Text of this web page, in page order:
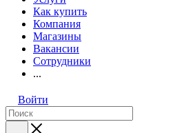
Как купить
Компания
Магазины
Вакансии
Сотрудники
...
Войти